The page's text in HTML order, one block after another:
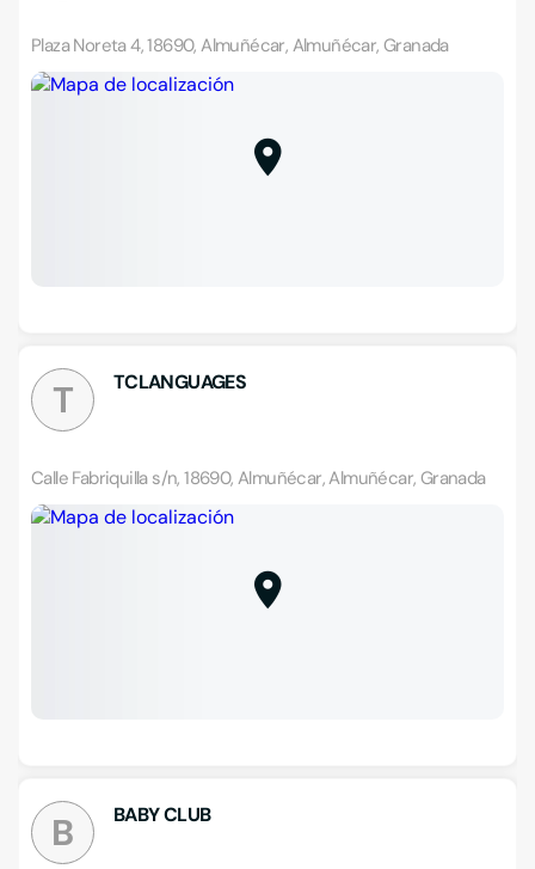
Plaza Noreta 4, 18690, Almuñécar, Almuñécar, Granada
T TCLANGUAGES
Calle Fabriquilla s/n, 18690, Almuñécar, Almuñécar, Granada
B BABY CLUB